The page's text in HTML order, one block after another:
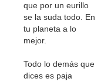
que por un eurillo
se la suda todo. En
tu planeta a lo
mejor.
Todo lo demás que
dices es paja